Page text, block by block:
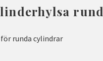
rund
runda cylindrar